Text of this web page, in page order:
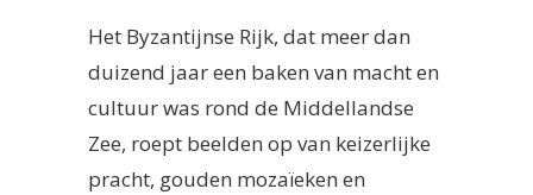
Het Byzantijnse Rijk, dat meer dan
duizend jaar een baken van macht en
cultuur was rond de Middellandse
Zee, roept beelden op van keizerlijke
pracht, gouden mozaïeken en